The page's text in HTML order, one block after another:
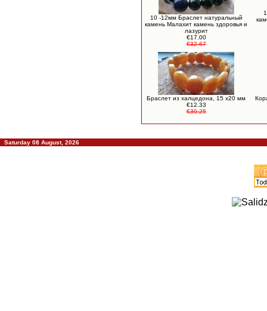
10 -12мм Браслет натуральный
камень Малахит камень здоровья и
лазурит
€17.00
€32.67
Браслет из халцедона, 15 х20 мм
€12.33
€30.25
Saturday 08 August, 2026